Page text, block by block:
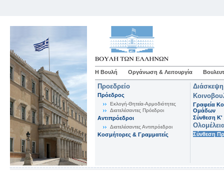
Η Βουλή Οργάνωση & Λειτουργία
Προεδρείο
Πρόεδρος
Εκλογή-Θητεία-Αρμοδιότητες
Διατελέσαντες Πρόεδροι
Αντιπρόεδροι
Διατελέσαντες Αντιπρόεδροι
Κοσμήτορες & Γραμματείς
Γραφεία
Ομάδων
Σύνθεση K'
Σύνθεση